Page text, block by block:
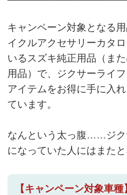
キャンペーン対象となる
イクルアクセサリーカタ
いるスズキ純正用品（ま
用品）で、ジクサーライ
アイテムをお得に手に入
ています。
なんという太っ腹……ジク
になっていた人にはまた
【キャンペーン対象車種